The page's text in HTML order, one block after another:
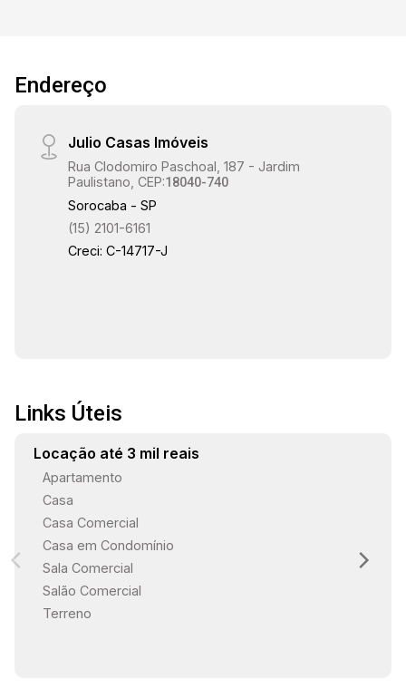
Endereço
Julio Casas Imóveis
Rua Clodomiro Paschoal, 187 - Jardim
Paulistano, CEP:18040-740
Sorocaba - SP
(15) 2101-6161
Creci: C-14717-J
Links Úteis
Locação até 3 mil reais
Apartamento
Casa
Casa Comercial
Casa em Condomínio
Sala Comercial
Salão Comercial
Terreno